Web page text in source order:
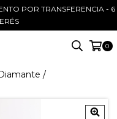
POR TRANSFERENCIA - 6
0
/